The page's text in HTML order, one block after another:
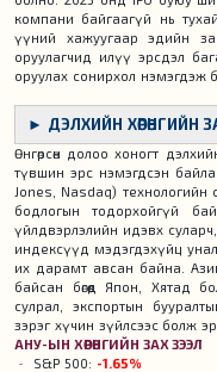
компани байгаагүй нь
үүний хажуугаар эдийн
оруулагчид илүү эрсдэл
оруулах сонирхол нэмэгдэж
► ДЭЛХИЙН ХӨРӨНГИЙН
Өнгөрсөн долоо хоногт
түвшин эрс нэмэгдсэн
Jones, Nasdaq) технологийн
бодлогын тодорхойгүй
үйлдвэрлэлийн идэвх
индексүүд мэдэгдэхүйц
их дарамт авсан байна.
байсан бөгөөд Япон, Хятад
сулрал, экспортын
зэрэг хүчин зүйлсээс болж
АНУ-ЫН ХӨРӨНГИЙН ЗАХ ЗЭЭЛ
S&P 500: -1.65%